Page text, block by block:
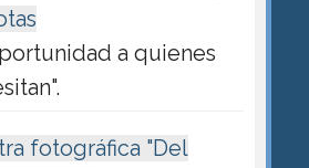
a quienes
fotográfica "Del